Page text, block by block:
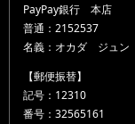
PayPay銀行 本店
普通：2152537
名義：オカダ ジュン
【郵便振替】
記号：12310
番号：32565161